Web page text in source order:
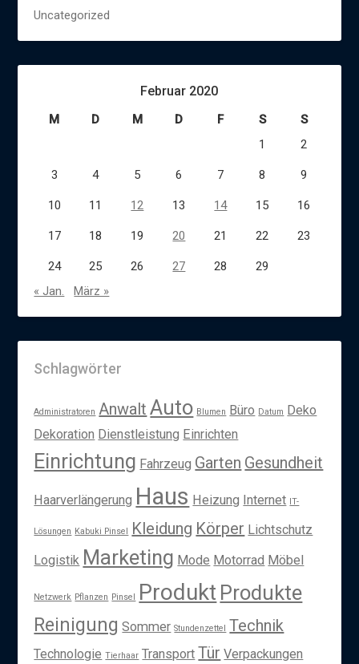
Uncategorized
Februar 2020
M D M D F S
S
1
2
3 4 5 6 7 8 9
10 11 12 13 14 15 16
17 18 19 20 21 22 23
24 25 26 27 28
29
« Jan.
März »
Schlagwörter
Administratoren Anwalt Auto Blumen Büro Datum Deko
Dekoration Dienstleistung Einrichten
Einrichtung Fahrzeug Garten Gesundheit
Haarverlängerung Haus Heizung Internet IT-
Lösungen Kabuki Pinsel Kleidung Körper Lichtschutz
Logistik Marketing Mode Motorrad Möbel
Netzwerk Pflanzen Pinsel Produkt Produkte
Reinigung Sommer Stundenzettel Technik
Technologie Tierhaar Transport Tür Verpackungen